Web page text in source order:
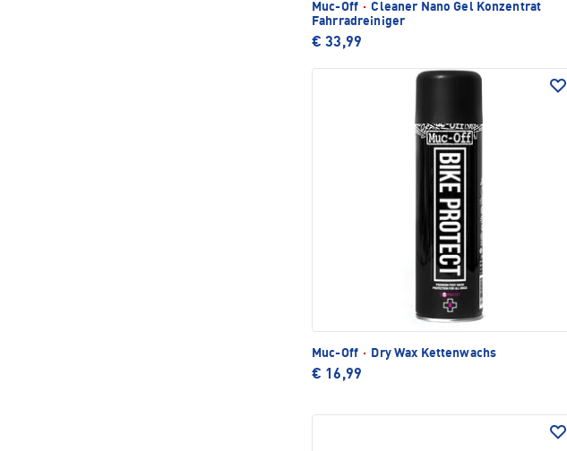
Muc-Off · Cleaner Nano Gel Konzentrat
Fahrradreiniger
€ 33,99
Muc-Off · Dry Wax Kettenwachs
€ 16,99